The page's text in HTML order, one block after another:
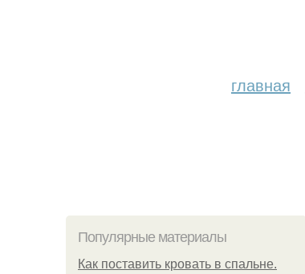
главная
Популярные материалы
Как поставить кровать в спальне.